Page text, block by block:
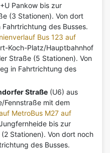
Pankow bis zur
(3 Stationen). Von dort
des Busses.
Bus 123 auf
Koch-Platz/Hauptbahnhof
Straße (5 Stationen). Von
in Fahrtrichtung des
Straße (U6) aus
Fennstraße mit dem
MetroBus M27 auf
bis zur
Stationen). Von dort noch
des Busses.